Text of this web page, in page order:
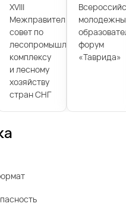
XVIII
Межправительственный
совет по
лесопромышленному
комплексу
и лесному
хозяйству
стран СНГ
форум
«Таврида»